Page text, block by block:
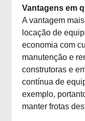
Vantagens em
A vantagem
locação de
economia com
manutenção e
construtoras e
contínua de
exemplo,
manter frotas